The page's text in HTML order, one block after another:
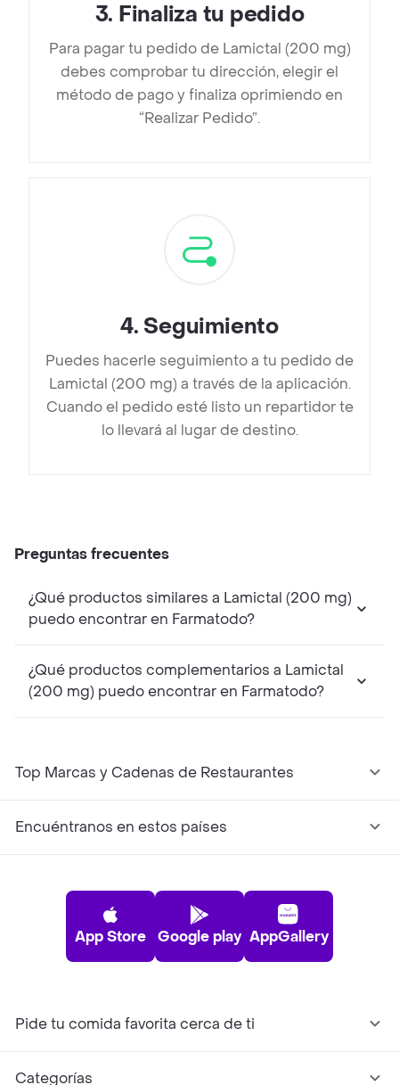
3. Finaliza tu pedido
Para pagar tu pedido de Lamictal (200 mg)
debes comprobar tu dirección, elegir el
método de pago y finaliza oprimiendo en
“Realizar Pedido”.
4. Seguimiento
Puedes hacerle seguimiento a tu pedido de
Lamictal (200 mg) a través de la aplicación.
Cuando el pedido esté listo un repartidor te
lo llevará al lugar de destino.
Preguntas frecuentes
¿Qué productos similares a Lamictal (200 mg)
puedo encontrar en Farmatodo?
¿Qué productos complementarios a Lamictal
(200 mg) puedo encontrar en Farmatodo?
Top Marcas y Cadenas de Restaurantes
Encuéntranos en estos países
App Store Google play AppGallery
Pide tu comida favorita cerca de ti
Categorías